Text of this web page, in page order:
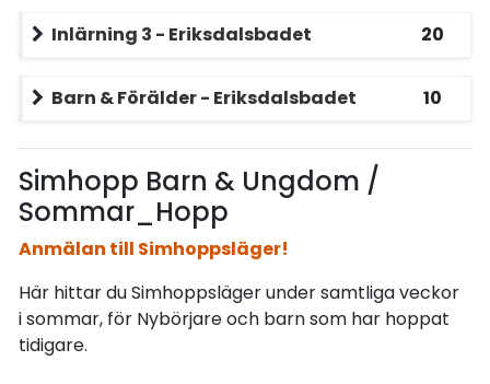
Inlärning 3 - Eriksdalsbadet 20
Barn & Förälder - Eriksdalsbadet 10
Simhopp Barn & Ungdom /
Sommar_Hopp
Anmälan till Simhoppsläger!
Här hittar du Simhoppsläger under samtliga veckor
i sommar, för Nybörjare och barn som har hoppat
tidigare.